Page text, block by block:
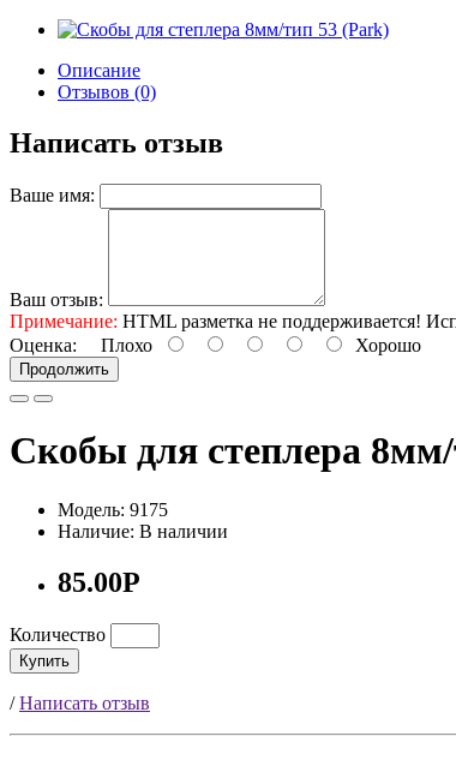
Описание
Отзывов (0)
Написать отзыв
Ваше имя:
Ваш отзыв:
Примечание: HTML разметка не поддерживается!
Оценка: Плохо Хорошо
Продолжить
Скобы для степлера
Модель: 9175
Наличие: В наличии
85.00Р
Количество
Купить
/Написать отзыв